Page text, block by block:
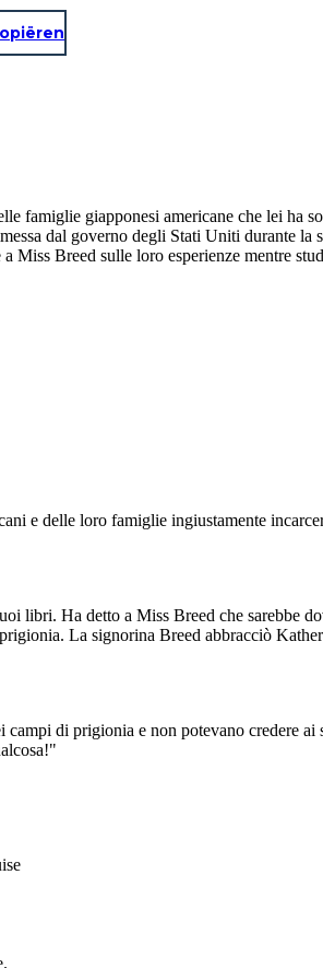
famiglie giapponesi americane che lei ha
dal governo degli Stati Uniti durante la
Miss Breed sulle loro esperienze mentre
e delle loro famiglie ingiustamente
libri. Ha detto a Miss Breed che sarebbe
La signorina Breed abbracciò
campi di prigionia e non potevano credere ai